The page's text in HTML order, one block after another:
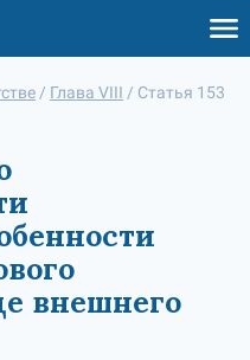
/ Глава VIII / Статья 153
внешнего